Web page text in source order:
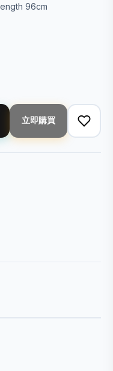
96cm
立即購買